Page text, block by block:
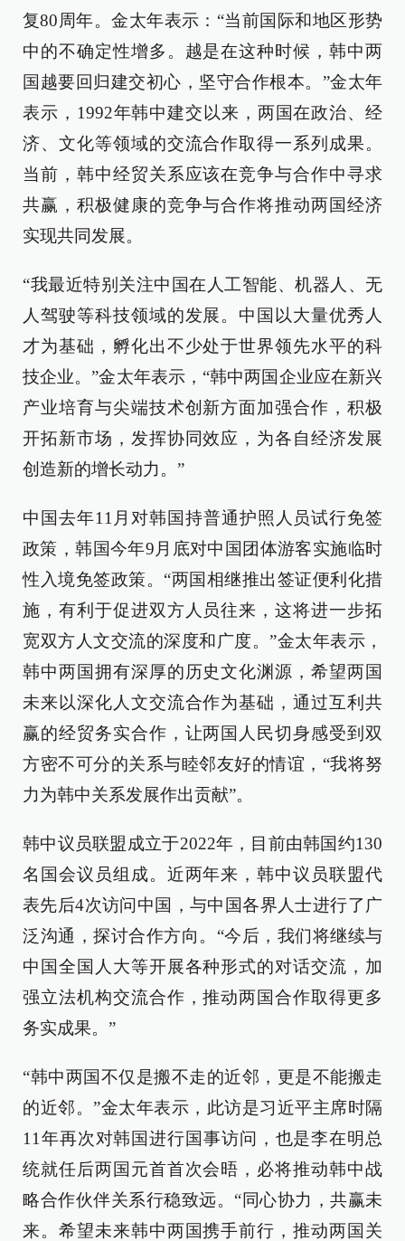
复80周年。金太年表示：“当前国际和地区形势
中的不确定性增多。越是在这种时候，韩中两
国越要回归建交初心，坚守合作根本。”金太年
表示，1992年韩中建交以来，两国在政治、经
济、文化等领域的交流合作取得一系列成果。
当前，韩中经贸关系应该在竞争与合作中寻求
共赢，积极健康的竞争与合作将推动两国经济
实现共同发展。
“我最近特别关注中国在人工智能、机器人、无
人驾驶等科技领域的发展。中国以大量优秀人
才为基础，孵化出不少处于世界领先水平的科
技企业。”金太年表示，“韩中两国企业应在新兴
产业培育与尖端技术创新方面加强合作，积极
开拓新市场，发挥协同效应，为各自经济发展
创造新的增长动力。”
中国去年11月对韩国持普通护照人员试行免签
政策，韩国今年9月底对中国团体游客实施临时
性入境免签政策。“两国相继推出签证便利化措
施，有利于促进双方人员往来，这将进一步拓
宽双方人文交流的深度和广度。”金太年表示，
韩中两国拥有深厚的历史文化渊源，希望两国
未来以深化人文交流合作为基础，通过互利共
赢的经贸务实合作，让两国人民切身感受到双
方密不可分的关系与睦邻友好的情谊，“我将努
力为韩中关系发展作出贡献”。
韩中议员联盟成立于2022年，目前由韩国约130
名国会议员组成。近两年来，韩中议员联盟代
表先后4次访问中国，与中国各界人士进行了广
泛沟通，探讨合作方向。“今后，我们将继续与
中国全国人大等开展各种形式的对话交流，加
强立法机构交流合作，推动两国合作取得更多
务实成果。”
“韩中两国不仅是搬不走的近邻，更是不能搬走
的近邻。”金太年表示，此访是习近平主席时隔
11年再次对韩国进行国事访问，也是李在明总
统就任后两国元首首次会晤，必将推动韩中战
略合作伙伴关系行稳致远。“同心协力，共赢未
来。希望未来韩中两国携手前行，推动两国关